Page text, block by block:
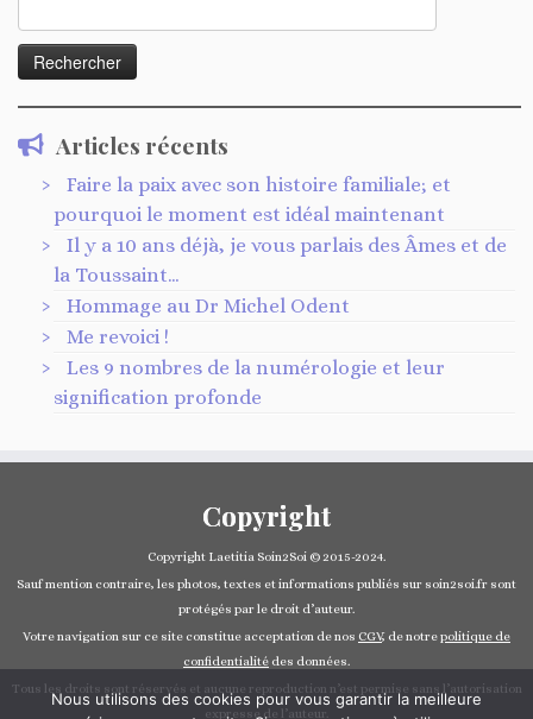
Articles récents
Faire la paix avec son histoire familiale; et
pourquoi le moment est idéal maintenant
Il y a 10 ans déjà, je vous parlais des Âmes et de
la Toussaint…
Hommage au Dr Michel Odent
Me revoici !
Les 9 nombres de la numérologie et leur
signification profonde
Copyright
Copyright Laetitia Soin2Soi © 2015-2024.
Sauf mention contraire, les photos, textes et informations publiés sur soin2soi.fr sont
protégés par le droit d’auteur.
Votre navigation sur ce site constitue acceptation de nos CGV, de notrepolitique de
confidentialité des données.
Tous les droits sont réservés et aucune reproduction n’est permise sans l’autorisation
expresse de l’auteur.
Nous utilisons des cookies pour vous garantir la meilleure